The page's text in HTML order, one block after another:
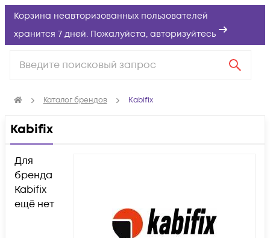
Корзина неавторизованных пользователей
хранится 7 дней. Пожалуйста, авторизуйтесь
Каталог брендов Kabifix
Kabifix
Для
бренда
Kabifix
ещё нет